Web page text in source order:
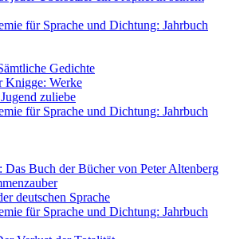
für Sprache und Dichtung: Jahrbuch
Gedichte
Knigge: Werke
zuliebe
für Sprache und Dichtung: Jahrbuch
Das Buch der Bücher von Peter Altenberg
deutschen Sprache
für Sprache und Dichtung: Jahrbuch